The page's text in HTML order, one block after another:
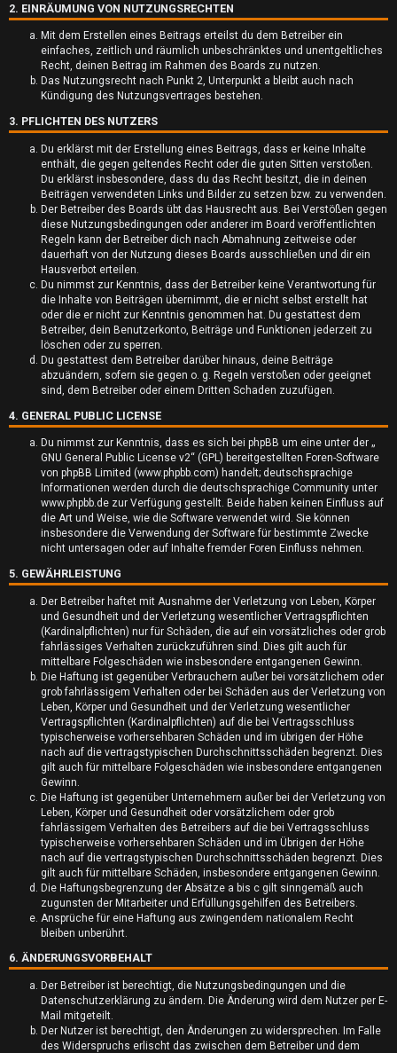
b
n
h
n
2. EINRÄUMUNG VON NUTZUNGSRECHTEN
Mit dem Erstellen eines Beitrags erteilst du dem Betreiber ein
einfaches, zeitlich und räumlich unbeschränktes und unentgeltliches
Recht, deinen Beitrag im Rahmen des Boards zu nutzen.
Das Nutzungsrecht nach Punkt 2, Unterpunkt a bleibt auch nach
Kündigung des Nutzungsvertrages bestehen.
3. PFLICHTEN DES NUTZERS
Du erklärst mit der Erstellung eines Beitrags, dass er keine Inhalte
enthält, die gegen geltendes Recht oder die guten Sitten verstoßen.
Du erklärst insbesondere, dass du das Recht besitzt, die in deinen
Beiträgen verwendeten Links und Bilder zu setzen bzw. zu verwenden.
Der Betreiber des Boards übt das Hausrecht aus. Bei Verstößen gegen
diese Nutzungsbedingungen oder anderer im Board veröffentlichten
Regeln kann der Betreiber dich nach Abmahnung zeitweise oder
dauerhaft von der Nutzung dieses Boards ausschließen und dir ein
Hausverbot erteilen.
Du nimmst zur Kenntnis, dass der Betreiber keine Verantwortung für
die Inhalte von Beiträgen übernimmt, die er nicht selbst erstellt hat
oder die er nicht zur Kenntnis genommen hat. Du gestattest dem
Betreiber, dein Benutzerkonto, Beiträge und Funktionen jederzeit zu
löschen oder zu sperren.
Du gestattest dem Betreiber darüber hinaus, deine Beiträge
abzuändern, sofern sie gegen o. g. Regeln verstoßen oder geeignet
sind, dem Betreiber oder einem Dritten Schaden zuzufügen.
4. GENERAL PUBLIC LICENSE
Du nimmst zur Kenntnis, dass es sich bei phpBB um eine unter der „
GNU General Public License v2“ (GPL) bereitgestellten Foren-Software
von phpBB Limited (www.phpbb.com) handelt; deutschsprachige
Informationen werden durch die deutschsprachige Community unter
www.phpbb.de zur Verfügung gestellt. Beide haben keinen Einfluss auf
die Art und Weise, wie die Software verwendet wird. Sie können
insbesondere die Verwendung der Software für bestimmte Zwecke
nicht untersagen oder auf Inhalte fremder Foren Einfluss nehmen.
5. GEWÄHRLEISTUNG
Der Betreiber haftet mit Ausnahme der Verletzung von Leben, Körper
und Gesundheit und der Verletzung wesentlicher Vertragspflichten
(Kardinalpflichten) nur für Schäden, die auf ein vorsätzliches oder grob
fahrlässiges Verhalten zurückzuführen sind. Dies gilt auch für
mittelbare Folgeschäden wie insbesondere entgangenen Gewinn.
Die Haftung ist gegenüber Verbrauchern außer bei vorsätzlichem oder
grob fahrlässigem Verhalten oder bei Schäden aus der Verletzung von
Leben, Körper und Gesundheit und der Verletzung wesentlicher
Vertragspflichten (Kardinalpflichten) auf die bei Vertragsschluss
typischerweise vorhersehbaren Schäden und im übrigen der Höhe
nach auf die vertragstypischen Durchschnittsschäden begrenzt. Dies
gilt auch für mittelbare Folgeschäden wie insbesondere entgangenen
Gewinn.
Die Haftung ist gegenüber Unternehmern außer bei der Verletzung von
Leben, Körper und Gesundheit oder vorsätzlichem oder grob
fahrlässigem Verhalten des Betreibers auf die bei Vertragsschluss
typischerweise vorhersehbaren Schäden und im Übrigen der Höhe
nach auf die vertragstypischen Durchschnittsschäden begrenzt. Dies
gilt auch für mittelbare Schäden, insbesondere entgangenen Gewinn.
Die Haftungsbegrenzung der Absätze a bis c gilt sinngemäß auch
zugunsten der Mitarbeiter und Erfüllungsgehilfen des Betreibers.
Ansprüche für eine Haftung aus zwingendem nationalem Recht
bleiben unberührt.
6. ÄNDERUNGSVORBEHALT
Der Betreiber ist berechtigt, die Nutzungsbedingungen und die
Datenschutzerklärung zu ändern. Die Änderung wird dem Nutzer per E-
Mail mitgeteilt.
Der Nutzer ist berechtigt, den Änderungen zu widersprechen. Im Falle
des Widerspruchs erlischt das zwischen dem Betreiber und dem